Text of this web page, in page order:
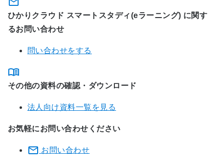
ひかりクラウド スマートスタディ(eラーニング) に関す
るお問い合わせ
問い合わせをする
その他の資料の確認・ダウンロード
法人向け資料一覧を見る
お気軽にお問い合わせください
お問い合わせ